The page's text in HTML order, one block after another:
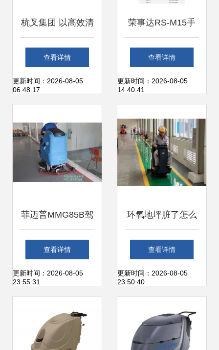
杭叉集团 以高效清
洁解决方案引领工
业洗地机新篇章
查看详情
更新时间：2026-08-05
06:48:17
荣事达RS-M15手
推式洗地机 工厂商
场写字楼清洁新选
查看详情
更新时间：2026-08-05
14:40:41
菲迈普MMG85B驾
驶式洗地机价格解
析与市场应用概览
查看详情
更新时间：2026-08-05
23:55:31
环氧地坪脏了怎么
办？用美高洗地机
来轻松清洗干净
查看详情
更新时间：2026-08-05
23:50:40